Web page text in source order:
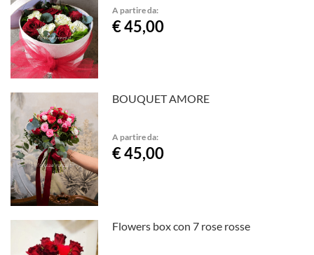
A partire da:
€ 45,00
BOUQUET AMORE
A partire da:
€ 45,00
Flowers box con 7 rose rosse